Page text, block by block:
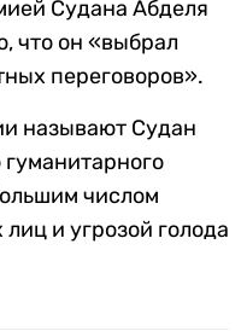
Судана Абделя
что он «выбрал
переговоров».
называют Судан
числом
и угрозой голода